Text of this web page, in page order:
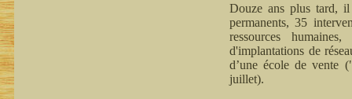
Douze ans plus tard,
permanents, 35
ressources
d'implantations de
d’une école de vente
juillet).